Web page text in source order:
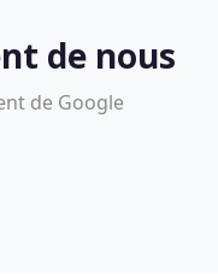
de nous
de Google